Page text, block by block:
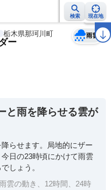
検索 現在地
警報・注意報 2週間天気 ラ
栃木県那珂川町
ー
雨雲
天気 台風
と雨を降らせる雲が
らせます。局地的にザー
日の23時頃にかけて雨雲
しょう。
雲の動き、12時間、24時